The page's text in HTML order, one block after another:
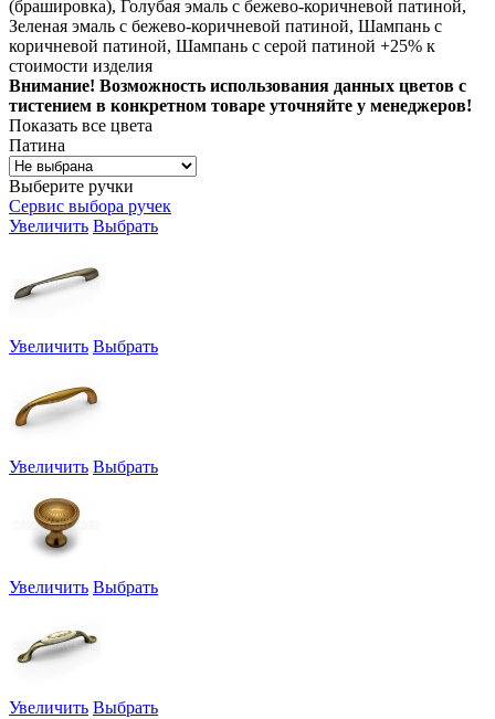
(брашировка), Голубая эмаль с бежево-коричневой патиной,
Зеленая эмаль с бежево-коричневой патиной, Шампань с
коричневой патиной, Шампань с серой патиной +25% к
стоимости изделия
Внимание! Возможность использования данных цветов с
тистением в конкретном товаре уточняйте у менеджеров!
Показать все цвета
Патина
Выберите ручки
Сервис выбора ручек
Увеличить Выбрать
Увеличить Выбрать
Увеличить Выбрать
Увеличить Выбрать
Увеличить Выбрать